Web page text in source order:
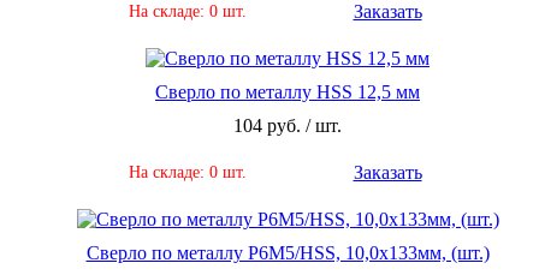
На складе: 0 шт. Заказать
Сверло по металлу HSS 12,5 мм
104 руб. / шт.
На складе: 0 шт. Заказать
Сверло по металлу Р6М5/HSS, 10,0х133мм, (шт.)